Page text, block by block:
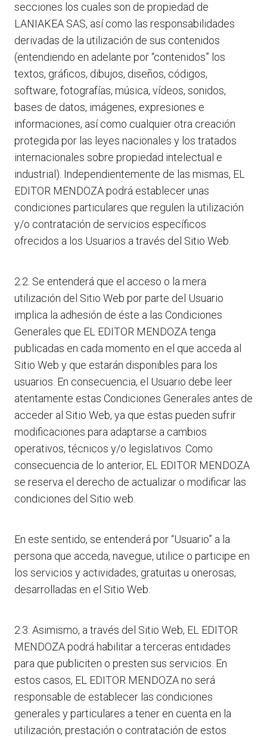
secciones los cuales son de propiedad de
LANIAKEA SAS, así como las responsabilidades
derivadas de la utilización de sus contenidos
(entendiendo en adelante por “contenidos” los
textos, gráficos, dibujos, diseños, códigos,
software, fotografías, música, vídeos, sonidos,
bases de datos, imágenes, expresiones e
informaciones, así como cualquier otra creación
protegida por las leyes nacionales y los tratados
internacionales sobre propiedad intelectual e
industrial). Independientemente de las mismas, EL
EDITOR MENDOZA podrá establecer unas
condiciones particulares que regulen la utilización
y/o contratación de servicios específicos
ofrecidos a los Usuarios a través del Sitio Web.
2.2. Se entenderá que el acceso o la mera
utilización del Sitio Web por parte del Usuario
implica la adhesión de éste a las Condiciones
Generales que EL EDITOR MENDOZA tenga
publicadas en cada momento en el que acceda al
Sitio Web y que estarán disponibles para los
usuarios. En consecuencia, el Usuario debe leer
atentamente estas Condiciones Generales antes de
acceder al Sitio Web, ya que estas pueden sufrir
modificaciones para adaptarse a cambios
operativos, técnicos y/o legislativos. Como
consecuencia de lo anterior, EL EDITOR MENDOZA
se reserva el derecho de actualizar o modificar las
condiciones del Sitio web.
En este sentido, se entenderá por “Usuario” a la
persona que acceda, navegue, utilice o participe en
los servicios y actividades, gratuitas u onerosas,
desarrolladas en el Sitio Web.
2.3. Asimismo, a través del Sitio Web, EL EDITOR
MENDOZA podrá habilitar a terceras entidades
para que publiciten o presten sus servicios. En
estos casos, EL EDITOR MENDOZA no será
responsable de establecer las condiciones
generales y particulares a tener en cuenta en la
utilización, prestación o contratación de estos